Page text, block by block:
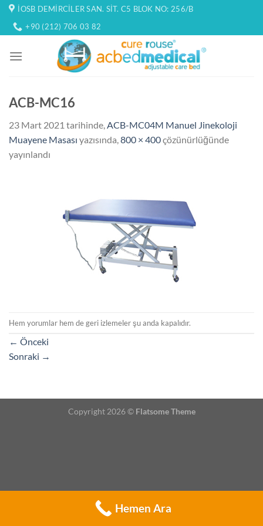
İçeriğe
atla
İOSB DEMIRCILER SAN. SIT. C5 BLOK NO: 256/B
+90 (212) 706 03 82
ACB-MC16
23 Mart 2021 tarihinde,ACB-MC04M Manuel Jinekoloji
Muayene Masası yazısında,800 × 400çözünürlüğünde
yayınlandı
Hem yorumlar hem de geri izlemeler şu anda kapalıdır.
← Önceki
Sonraki →
Copyright 2026 © Flatsome Theme
Hemen Ara